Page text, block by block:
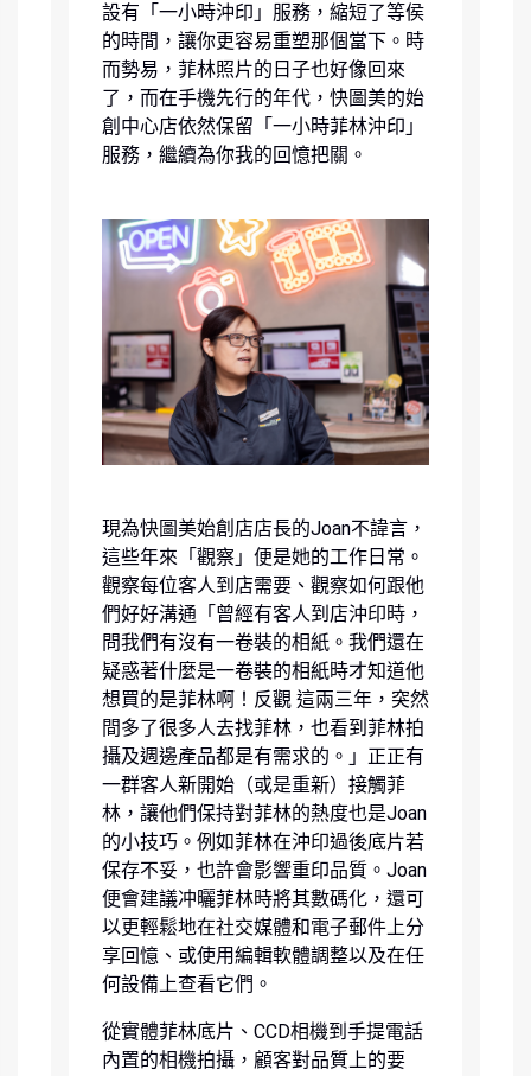
設有「一小時沖印」服務，縮短了等侯
的時間，讓你更容易重塑那個當下。時
而勢易，菲林照片的日子也好像回來
了，而在手機先行的年代，快圖美的始
創中心店依然保留「一小時菲林沖印」
服務，繼續為你我的回憶把關。
現為快圖美始創店店長的Joan不諱言，
這些年來「觀察」便是她的工作日常。
觀察每位客人到店需要、觀察如何跟他
們好好溝通「曾經有客人到店沖印時，
問我們有沒有一卷裝的相紙。我們還在
疑惑著什麼是一卷裝的相紙時才知道他
想買的是菲林啊！反觀 這兩三年，突然
間多了很多人去找菲林，也看到菲林拍
攝及週邊產品都是有需求的。」正正有
一群客人新開始（或是重新）接觸菲
林，讓他們保持對菲林的熱度也是Joan
的小技巧。例如菲林在沖印過後底片若
保存不妥，也許會影響重印品質。Joan
便會建議冲曬菲林時將其數碼化，還可
以更輕鬆地在社交媒體和電子郵件上分
享回憶、或使用編輯軟體調整以及在任
何設備上查看它們。
從實體菲林底片、CCD相機到手提電話
內置的相機拍攝，顧客對品質上的要